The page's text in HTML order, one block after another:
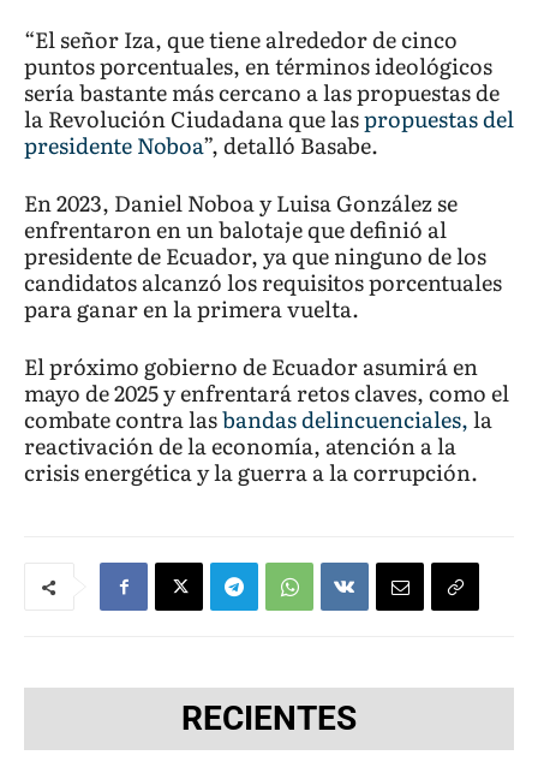
“El señor Iza, que tiene alrededor de cinco
puntos porcentuales, en términos ideológicos
sería bastante más cercano a las propuestas de
la Revolución Ciudadana que laspropuestas del
presidente Noboa”, detalló Basabe.
En 2023, Daniel Noboa y Luisa González se
enfrentaron en un balotaje que definió al
presidente de Ecuador, ya que ninguno de los
candidatos alcanzó los requisitos porcentuales
para ganar en la primera vuelta.
El próximo gobierno de Ecuador asumirá en
mayo de 2025 y enfrentará retos claves, como el
combate contra lasbandas delincuenciales,la
reactivación de la economía, atención a la
crisis energética y la guerra a la corrupción.
RECIENTES